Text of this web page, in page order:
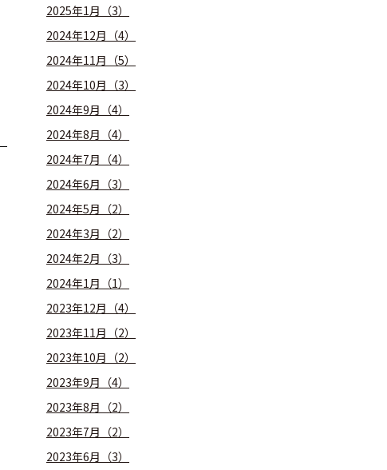
2025年1月（3）
2024年12月（4）
2024年11月（5）
2024年10月（3）
2024年9月（4）
2024年8月（4）
2024年7月（4）
2024年6月（3）
2024年5月（2）
2024年3月（2）
2024年2月（3）
2024年1月（1）
2023年12月（4）
2023年11月（2）
2023年10月（2）
2023年9月（4）
2023年8月（2）
2023年7月（2）
2023年6月（3）